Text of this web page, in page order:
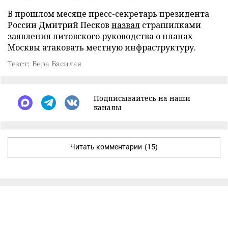
В прошлом месяце пресс-секретарь президента
России Дмитрий Песков назвал страшилками
заявления литовского руководства о планах
Москвы атаковать местную инфраструктуру.
Текст: Вера Басилая
Подписывайтесь на наши
каналы
Читать комментарии (15)